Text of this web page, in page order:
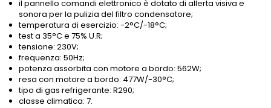
il pannello comandi elettronico è dotato di allerta visiva e
sonora per la pulizia del filtro condensatore;
temperatura di esercizio: -2°C/-18°C;
test a 35°C e 75% U.R;
tensione: 230V;
frequenza: 50Hz;
potenza assorbita con motore a bordo: 562W;
resa con motore a bordo: 477W/-30°C;
tipo di gas refrigerante: R290;
classe climatica: 7.